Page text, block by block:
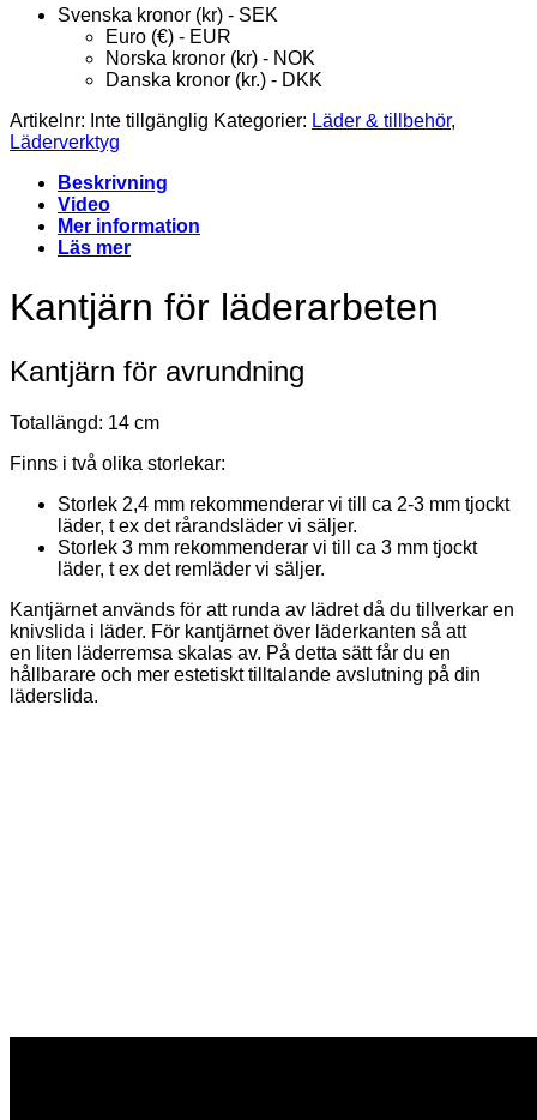
Svenska kronor (kr) - SEK
Euro (€) - EUR
Norska kronor (kr) - NOK
Danska kronor (kr.) - DKK
Artikelnr: Inte tillgänglig Kategorier: Läder & tillbehör,
Läderverktyg
Beskrivning
Video
Mer information
Läs mer
Kantjärn för läderarbeten
Kantjärn för avrundning
Totallängd: 14 cm
Finns i två olika storlekar:
Storlek 2,4 mm rekommenderar vi till ca 2-3 mm tjockt
läder, t ex det rårandsläder vi säljer.
Storlek 3 mm rekommenderar vi till ca 3 mm tjockt
läder, t ex det remläder vi säljer.
Kantjärnet används för att runda av lädret då du tillverkar en
knivslida i läder. För kantjärnet över läderkanten så att
en liten läderremsa skalas av. På detta sätt får du en
hållbarare och mer estetiskt tilltalande avslutning på din
läderslida.